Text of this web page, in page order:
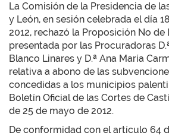
La Comisión de la Presidencia de
y León, en sesión celebrada el día
2012, rechazó la Proposición No de
presentada por las Procuradoras
Blanco Linares y D.ª Ana María
relativa a abono de las
concedidas a los municipios
Boletín Oficial de las Cortes de
de 25 de mayo de 2012.
De conformidad con el artículo 64